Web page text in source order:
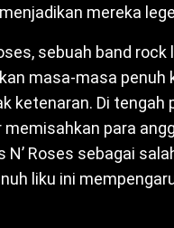
mereka
sebuah band rock
masa-masa penuh
ketenaran. Di tengah
para
Roses sebagai
liku ini